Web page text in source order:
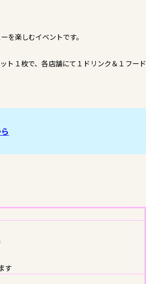
を楽しむイベントです。
ト１枚で、各店舗にて１ドリンク＆１フード
す